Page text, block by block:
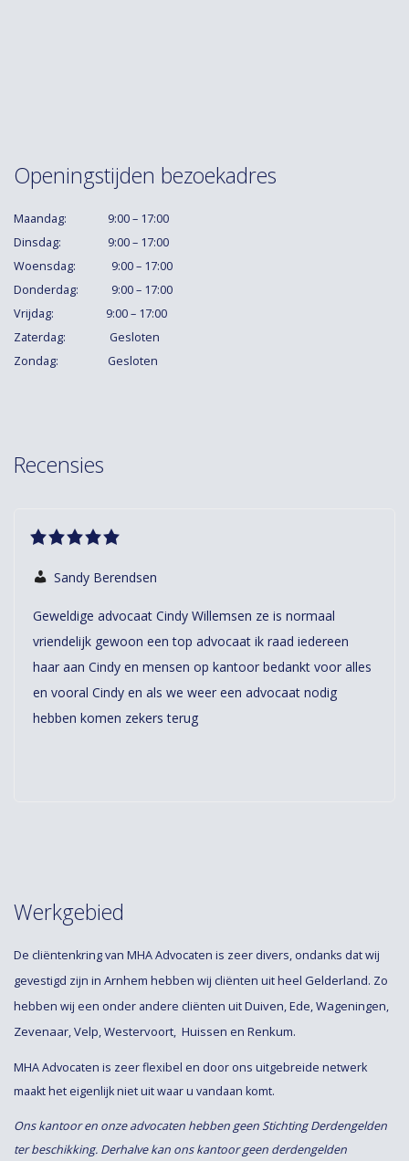
Openingstijden bezoekadres
Maandag: 9:00 – 17:00
Dinsdag: 9:00 – 17:00
Woensdag: 9:00 – 17:00
Donderdag: 9:00 – 17:00
Vrijdag: 9:00 – 17:00
Zaterdag: Gesloten
Zondag: Gesloten
Recensies
Sandy Berendsen
Geweldige advocaat Cindy Willemsen ze is normaal
vriendelijk gewoon een top advocaat ik raad iedereen
haar aan Cindy en mensen op kantoor bedankt voor alles
en vooral Cindy en als we weer een advocaat nodig
hebben komen zekers terug
Werkgebied
De cliëntenkring van MHA Advocaten is zeer divers, ondanks dat wij
gevestigd zijn in Arnhem hebben wij cliënten uit heel Gelderland. Zo
hebben wij een onder andere cliënten uitDuiven,Ede,Wageningen,
Zevenaar,Velp,Westervoort, Huissen en Renkum.
MHA Advocaten is zeer flexibel en door ons uitgebreide netwerk
maakt het eigenlijk niet uit waar u vandaan komt.
Ons kantoor en onze advocaten hebben geen Stichting Derdengelden
ter beschikking. Derhalve kan ons kantoor geen derdengelden